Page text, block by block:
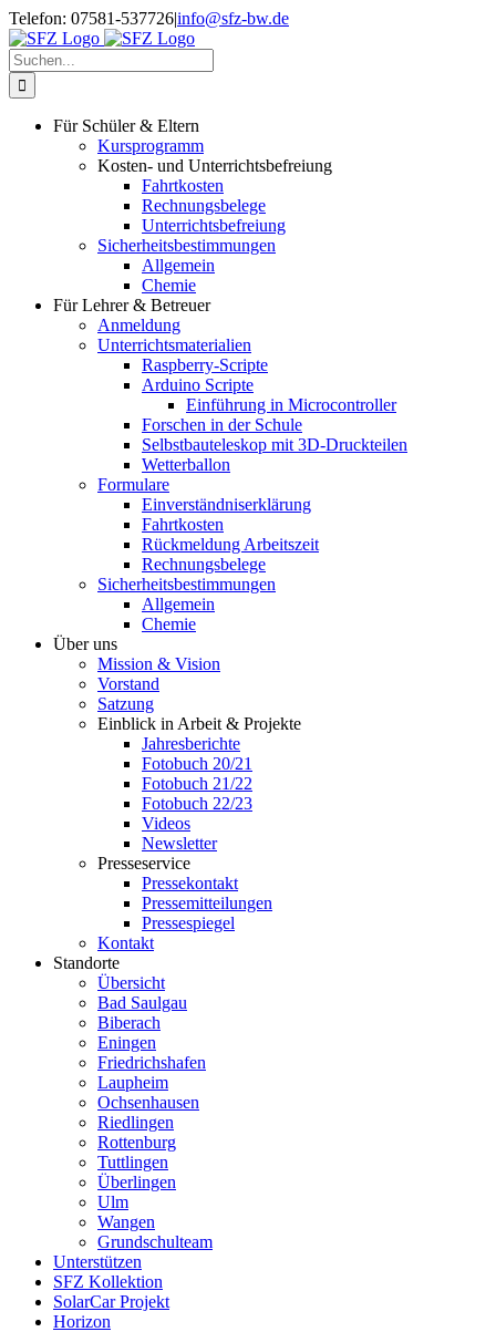
Zum
Inhalt
springen
Telefon: 07581-537726|info@sfz-bw.de
Suche
nach:
Für Schüler & Eltern
Kursprogramm
Kosten- und Unterrichtsbefreiung
Fahrtkosten
Rechnungsbelege
Unterrichtsbefreiung
Sicherheitsbestimmungen
Allgemein
Chemie
Für Lehrer & Betreuer
Anmeldung
Unterrichtsmaterialien
Raspberry-Scripte
Arduino Scripte
Einführung in Microcontroller
Forschen in der Schule
Selbstbauteleskop mit 3D-Druckteilen
Wetterballon
Formulare
Einverständniserklärung
Fahrtkosten
Rückmeldung Arbeitszeit
Rechnungsbelege
Sicherheitsbestimmungen
Allgemein
Chemie
Über uns
Mission & Vision
Vorstand
Satzung
Einblick in Arbeit & Projekte
Jahresberichte
Fotobuch 20/21
Fotobuch 21/22
Fotobuch 22/23
Videos
Newsletter
Presseservice
Pressekontakt
Pressemitteilungen
Pressespiegel
Kontakt
Standorte
Übersicht
Bad Saulgau
Biberach
Eningen
Friedrichshafen
Laupheim
Ochsenhausen
Riedlingen
Rottenburg
Tuttlingen
Überlingen
Ulm
Wangen
Grundschulteam
Unterstützen
SFZ Kollektion
SolarCar Projekt
Horizon